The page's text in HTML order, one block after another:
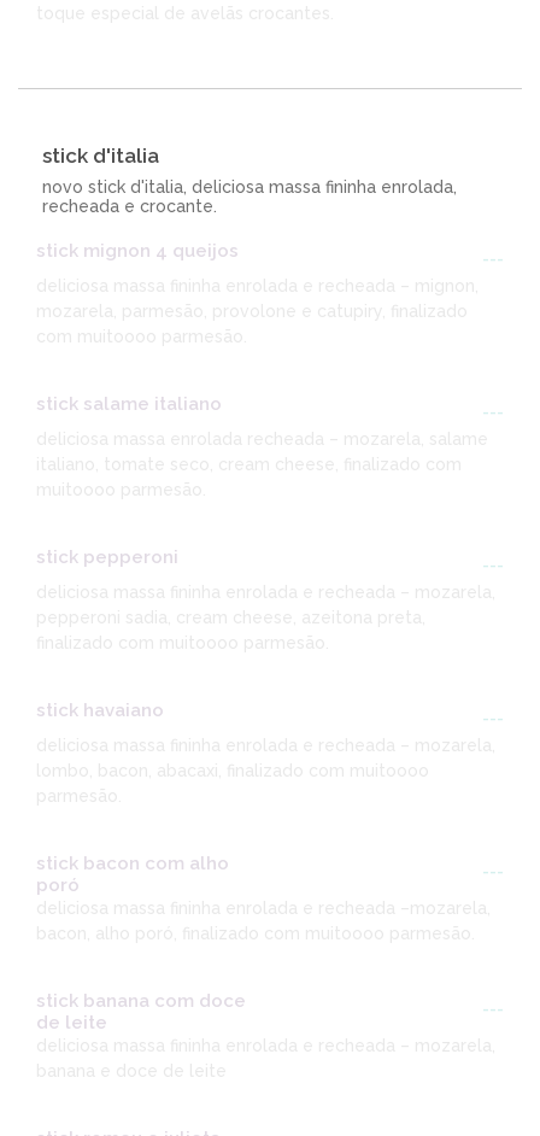
toque especial de avelãs crocantes.
stick d'italia
novo stick d'italia, deliciosa massa fininha enrolada,
recheada e crocante.
stick mignon 4 queijos
---
deliciosa massa fininha enrolada e recheada – mignon,
mozarela, parmesão, provolone e catupiry, finalizado
com muitoooo parmesão.
stick salame italiano
---
deliciosa massa enrolada recheada – mozarela, salame
italiano, tomate seco, cream cheese, finalizado com
stick pepperoni
---
deliciosa massa fininha enrolada e recheada – mozarela,
pepperoni sadia, cream cheese, azeitona preta,
finalizado com muitoooo parmesão.
stick havaiano
---
deliciosa massa fininha enrolada e recheada – mozarela,
lombo, bacon, abacaxi, finalizado com muitoooo
stick bacon com alho
poró
---
deliciosa massa fininha enrolada e recheada –mozarela,
bacon, alho poró, finalizado com muitoooo parmesão.
stick banana com doce
de leite
---
deliciosa massa fininha enrolada e recheada – mozarela,
banana e doce de leite